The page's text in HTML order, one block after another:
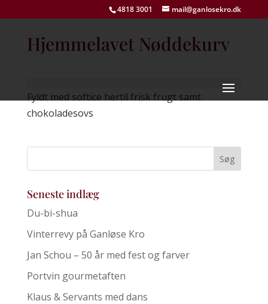
4818 3001 mail@ganlosekro.dk
Hjemmelavet Nøddekurv
Fyldt med softice hertil frisk frugt samt
chokoladesovs
Seneste indlæg
Du-bi-shua
Vinterrevy på Ganløse Kro
Jan Schou – 50 år med fest og farver
Portvin gourmetaften
Klaus & Servants med dans